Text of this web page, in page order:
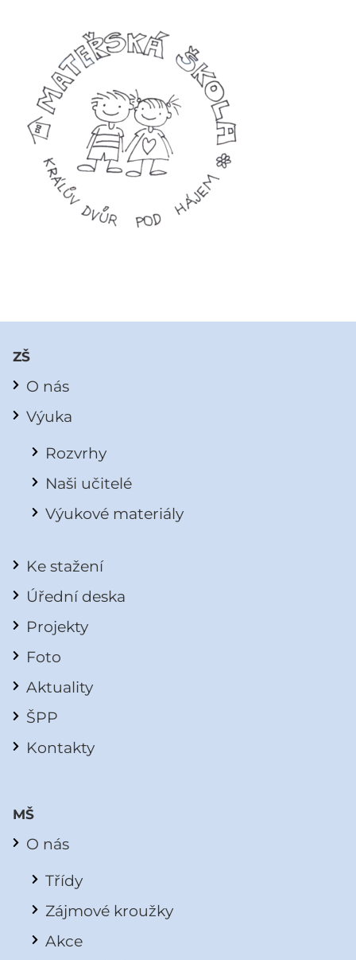
ZŠ
O nás
Výuka
Rozvrhy
Naši učitelé
Výukové materiály
Ke stažení
Úřední deska
Projekty
Foto
Aktuality
ŠPP
Kontakty
MŠ
O nás
Třídy
Zájmové kroužky
Akce